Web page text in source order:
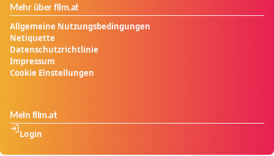
Mehr über film.at
Allgemeine Nutzungsbedingungen
Netiquette
Datenschutzrichtlinie
Impressum
Cookie Einstellungen
Mein film.at
Login